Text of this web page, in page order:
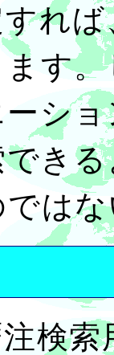
れ
す
シ
でき
では
検